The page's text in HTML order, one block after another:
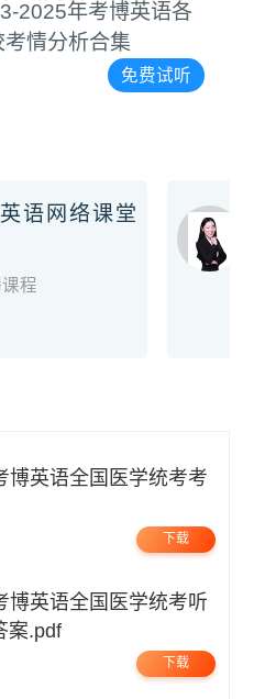
年考博英语各
分析合集
免费试听
语网络课堂
程
下载
案.pdf
下载